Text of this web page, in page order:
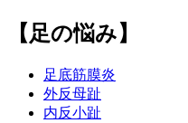
【足の悩み】
足底筋膜炎
外反母趾
内反小趾